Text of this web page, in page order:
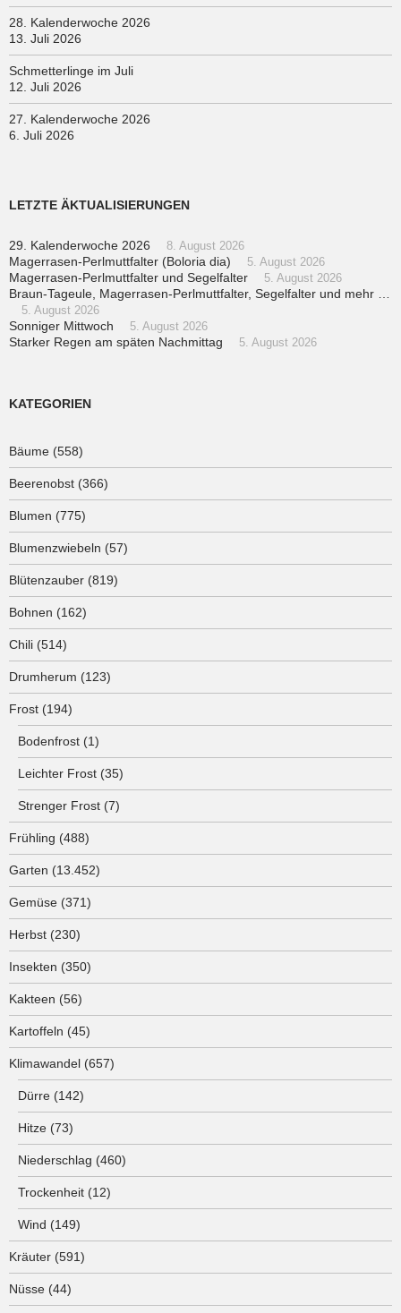
28. Kalenderwoche 2026
13. Juli 2026
Schmetterlinge im Juli
12. Juli 2026
27. Kalenderwoche 2026
6. Juli 2026
LETZTE ÄKTUALISIERUNGEN
29. Kalenderwoche 2026 8. August 2026
Magerrasen-Perlmuttfalter (Boloria dia) 5. August 2026
Magerrasen-Perlmuttfalter und Segelfalter 5. August 2026
Braun-Tageule, Magerrasen-Perlmuttfalter, Segelfalter und mehr …
5. August 2026
Sonniger Mittwoch 5. August 2026
Starker Regen am späten Nachmittag 5. August 2026
KATEGORIEN
Bäume (558)
Beerenobst (366)
Blumen (775)
Blumenzwiebeln (57)
Blütenzauber (819)
Bohnen (162)
Chili (514)
Drumherum (123)
Frost (194)
Bodenfrost (1)
Leichter Frost (35)
Strenger Frost (7)
Frühling (488)
Garten (13.452)
Gemüse (371)
Herbst (230)
Insekten (350)
Kakteen (56)
Kartoffeln (45)
Klimawandel (657)
Dürre (142)
Hitze (73)
Niederschlag (460)
Trockenheit (12)
Wind (149)
Kräuter (591)
Nüsse (44)